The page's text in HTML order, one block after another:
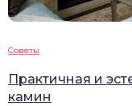
Советы
Практичная и
камин